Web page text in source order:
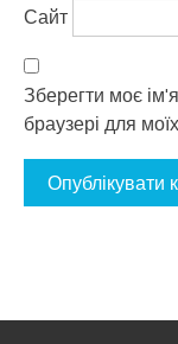
Сайт
Зберегти моє
браузері для